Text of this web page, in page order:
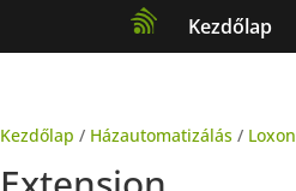
Kezdőlap
Kezdőlap / Házautomatizálás /